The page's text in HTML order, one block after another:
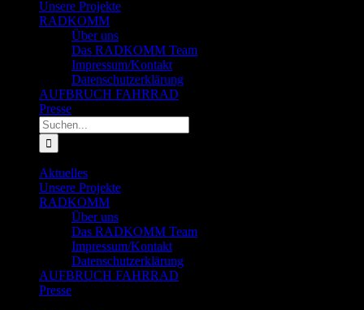
Unsere Projekte
RADKOMM
Über uns
Das RADKOMM Team
Impressum/Kontakt
Datenschutzerklärung
AUFBRUCH FAHRRAD
Presse
Suche
nach:
Aktuelles
Unsere Projekte
RADKOMM
Über uns
Das RADKOMM Team
Impressum/Kontakt
Datenschutzerklärung
AUFBRUCH FAHRRAD
Presse